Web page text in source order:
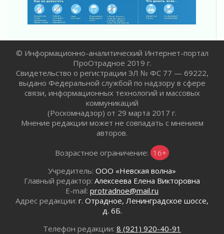
30 июля 2026
«Кубок Защитников Отечества» для
30 июля 2026
Заблудившегося пенсионера вывели из леса в
Тосненском районе
30 июля 2026
Редкие птенцы козодоя вылупились во
Всеволожском районе Ленобласти
30 июля 2026
Изменение расписания 565 автобуса
Объявлена продажа инвестиционных паев
29 июля 2026
Пик топливного кризиса в Ленинградской
области прошёл
Ленобласть вошла в двадцатку лидеров по
освещению нацпроектов в СМИ
29 июля 2026
© Информационно-аналитический Интернет-портал
ПроОтрадное 2019 г.
Свидетельство о регистрации ЭЛ № ФС 77 — 69222,
выдано Федеральной службой по надзору в сфере
связи, информационных технологий и массовых
коммуникаций
(Роскомнадзор) от 29 марта 2017 г.
Мнение редакции может не совпадать с мнением
авторов.
Возрастное ограничение: 16+
Учредитель: ООО «Невская волна»
Главный редактор: Алексеева Елена Викторовна
E-mail: protradnoe@mail.ru
Адрес редакции: г. Отрадное, Ленинградское шоссе,
д. 6Б.
Телефон редакции: 8 (921) 920-40-91